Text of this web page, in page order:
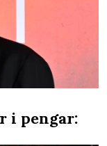
i pengar: